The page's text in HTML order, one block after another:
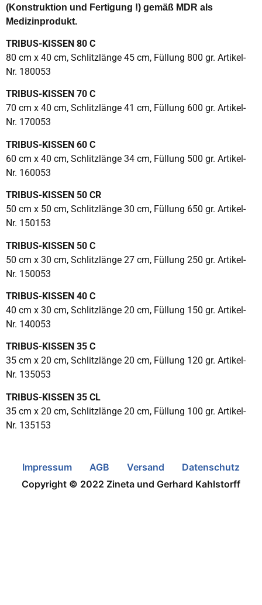
(Konstruktion und Fertigung !) gemäß MDR als
Medizinprodukt.
TRIBUS-KISSEN 80 C
80 cm x 40 cm, Schlitzlänge 45 cm, Füllung 800 gr. Artikel-
Nr. 180053
TRIBUS-KISSEN 70 C
70 cm x 40 cm, Schlitzlänge 41 cm, Füllung 600 gr. Artikel-
Nr. 170053
TRIBUS-KISSEN 60 C
60 cm x 40 cm, Schlitzlänge 34 cm, Füllung 500 gr. Artikel-
Nr. 160053
TRIBUS-KISSEN 50 CR
50 cm x 50 cm, Schlitzlänge 30 cm, Füllung 650 gr. Artikel-
Nr. 150153
TRIBUS-KISSEN 50 C
50 cm x 30 cm, Schlitzlänge 27 cm, Füllung 250 gr. Artikel-
Nr. 150053
TRIBUS-KISSEN 40 C
40 cm x 30 cm, Schlitzlänge 20 cm, Füllung 150 gr. Artikel-
Nr. 140053
TRIBUS-KISSEN 35 C
35 cm x 20 cm, Schlitzlänge 20 cm, Füllung 120 gr. Artikel-
Nr. 135053
TRIBUS-KISSEN 35 CL
35 cm x 20 cm, Schlitzlänge 20 cm, Füllung 100 gr. Artikel-
Nr. 135153
Impressum AGB Versand
Datenschutz
Copyright © 2022 Zineta und Gerhard Kahlstorff